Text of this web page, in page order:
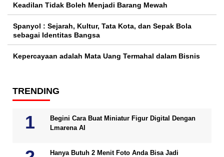
Keadilan Tidak Boleh Menjadi Barang Mewah
Spanyol : Sejarah, Kultur, Tata Kota, dan Sepak Bola
sebagai Identitas Bangsa
Kepercayaan adalah Mata Uang Termahal dalam Bisnis
TRENDING
Begini Cara Buat Miniatur Figur Digital Dengan
Lmarena AI
Hanya Butuh 2 Menit Foto Anda Bisa Jadi